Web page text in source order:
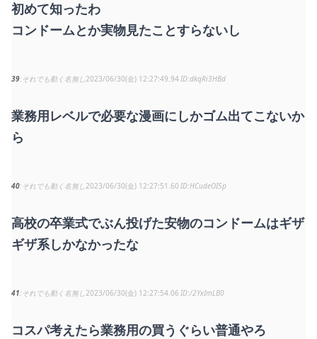
初めて知ったわ
コンドームとか実物見たことすらないし
39 それでも動く名無し2023/06/30(金) 12:27:49.94 dkqRi3HBd
業務用レベルで必要な漫画にしかゴム出てこないか
ら
40 それでも動く名無し2023/06/30(金) 12:27:51.60 HCudeOI5p
高校の卒業式でぶん投げた安物のコンドームはギザ
ギザ系しかなかったな
41 それでも動く名無し2023/06/30(金) 12:27:54.06 /2YxImLB0
コスパ考えたら業務用の買うぐらい普通やろ